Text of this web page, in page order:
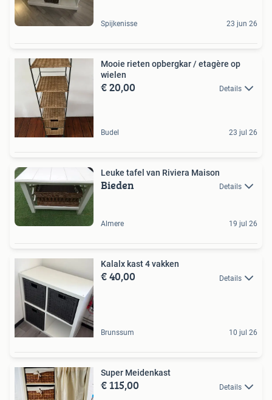
Spijkenisse 23 jun 26
Mooie rieten opbergkar / etagère op
wielen
€ 20,00 Details
Budel 23 jul 26
Leuke tafel van Riviera Maison
Bieden Details
Almere 19 jul 26
Kalalx kast 4 vakken
€ 40,00 Details
Brunssum 10 jul 26
Super Meidenkast
€ 115,00 Details